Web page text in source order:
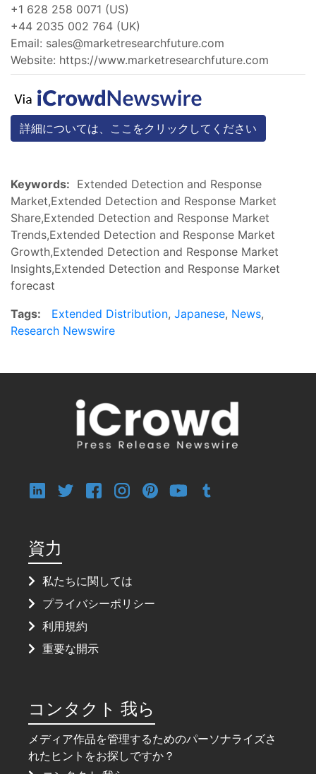
+1 628 258 0071 (US)
+44 2035 002 764 (UK)
Email: sales@marketresearchfuture.com
Website: https://www.marketresearchfuture.com
詳細については、ここをクリックしてください
Keywords: Extended Detection and Response
Market,Extended Detection and Response Market
Share,Extended Detection and Response Market
Trends,Extended Detection and Response Market
Growth,Extended Detection and Response Market
Insights,Extended Detection and Response Market
forecast
Tags:
Extended Distribution, Japanese, News,
Research Newswire
資力
私たちに関しては
プライバシーポリシー
利用規約
重要な開示
コンタクト 我ら
メディア作品を管理するためのパーソナライズさ
れたヒントをお探しですか？